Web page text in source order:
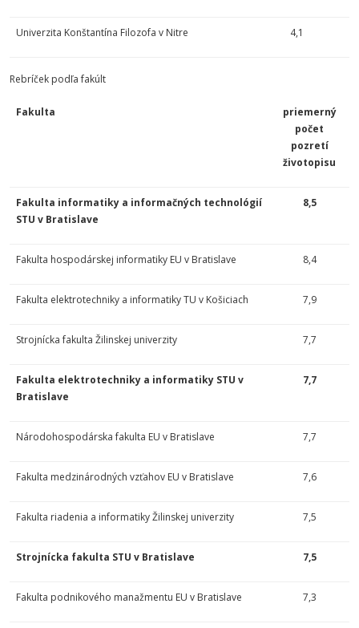
Univerzita Konštantína Filozofa v Nitre 4,1
Rebríček podľa fakúlt
Fakulta
priemerný
počet
pozretí
životopisu
Fakulta informatiky a informačných technológií
STU v Bratislave
8,5
Fakulta hospodárskej informatiky EU v Bratislave 8,4
Fakulta elektrotechniky a informatiky TU v Košiciach 7,9
Strojnícka fakulta Žilinskej univerzity 7,7
Fakulta elektrotechniky a informatiky STU v
Bratislave
7,7
Národohospodárska fakulta EU v Bratislave 7,7
Fakulta medzinárodných vzťahov EU v Bratislave 7,6
Fakulta riadenia a informatiky Žilinskej univerzity 7,5
Strojnícka fakulta STU v Bratislave 7,5
Fakulta podnikového manažmentu EU v Bratislave 7,3